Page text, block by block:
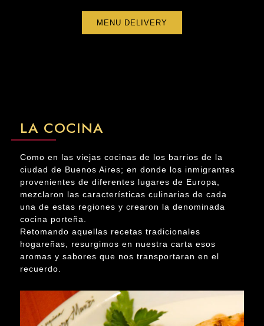
MENU DELIVERY
LA COCINA
Como en las viejas cocinas de los barrios de la
ciudad de Buenos Aires; en donde los inmigrantes
provenientes de diferentes lugares de Europa,
mezclaron las características culinarias de cada
una de estas regiones y crearon la denominada
cocina porteña.
Retomando aquellas recetas tradicionales
hogareñas, resurgimos en nuestra carta esos
aromas y sabores que nos transportaran en el
recuerdo.